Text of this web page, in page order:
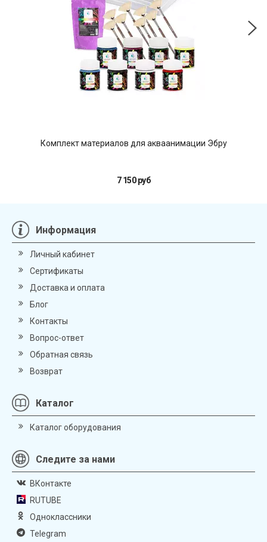
Комплект материалов для акваанимации Эбру
7 150 руб
Информация
Личный кабинет
Сертификаты
Доставка и оплата
Блог
Контакты
Вопрос-ответ
Обратная связь
Возврат
Каталог
Каталог оборудования
Следите за нами
ВКонтакте
RUTUBE
Одноклассники
Telegram